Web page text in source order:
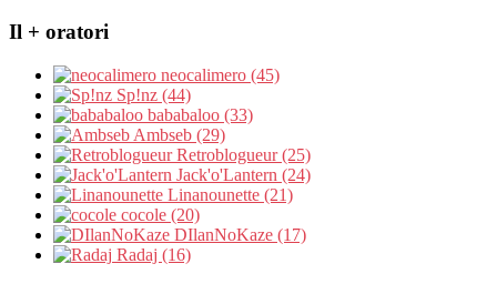
Il + oratori
neocalimero (45)
Sp!nz (44)
bababaloo (33)
Ambseb (29)
Retroblogueur (25)
Jack'o'Lantern (24)
Linanounette (21)
cocole (20)
DIlanNoKaze (17)
Radaj (16)